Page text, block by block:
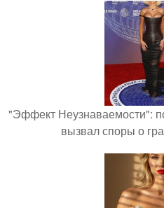
"Эффект Неузнаваемости":
вызвал споры о